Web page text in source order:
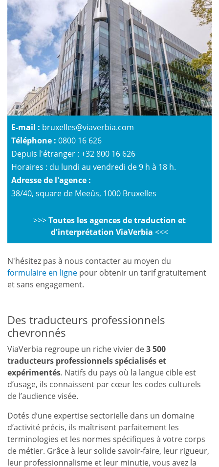
E-mail : bruxelles@viaverbia.com
Téléphone : 0800 16 626
Depuis l'étranger : +32 800 16 626
Horaires : du lundi au vendredi de 9 h à 18 h.
Adresse de l'agence :
38/40, square de Meeûs, 1000 Bruxelles
>>>Toutes les agences de traduction et
d'interprétation ViaVerbia <<<
N'hésitez pas à nous contacter au moyen du
formulaire en ligne pour obtenir un tarif gratuitement
et sans engagement.
Des traducteurs professionnels
chevronnés
ViaVerbia regroupe un riche vivier de3 500
traducteurs professionnels spécialisés et
expérimentés. Natifs du pays où la langue cible est
d’usage, ils connaissent par cœur les codes culturels
de l’audience visée.
Dotés d’une expertise sectorielle dans un domaine
d’activité précis, ils maîtrisent parfaitement les
terminologies et les normes spécifiques à votre corps
de métier. Grâce à leur solide savoir-faire, leur rigueur,
leur professionnalisme et leur minutie, vous avez la